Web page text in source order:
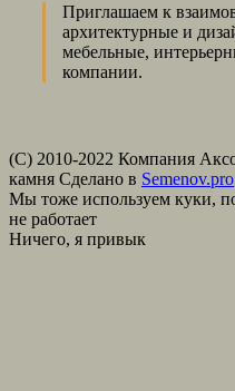
Приглашаем к
архитектурные и
мебельные,
компании.
(С) 2010-2022 Компания
камня Сделано в Semenov.pro
Мы тоже используем куки,
не работает
Ничего, я привык